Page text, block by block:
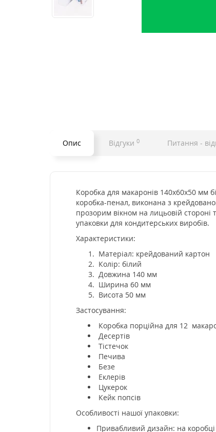
Опис Відгуки 0 Питання -
Коробка для макаронів 140х60х50 мм
коробка-пенал, виконана з
прозорим вікном на лицьовій стороні
упаковки для кондитерських виробів.
Характеристики:
Матеріал: крейдований картон
Колір: білий
Довжина 140 мм
Ширина 60 мм
Висота 50 мм
Застосування:
Коробка порційна для 12
Десертів
Тістечок
Печива
Безе
Еклерів
Цукерок
Кейк попсів
Особливості нашої упаковки:
Привабливий дизайн: на коробці